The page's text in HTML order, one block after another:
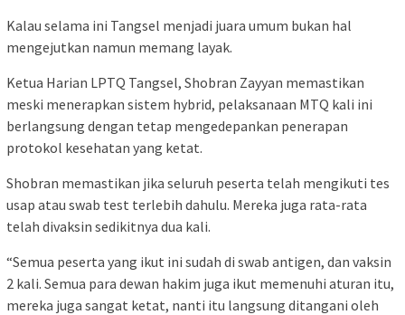
Kalau selama ini Tangsel menjadi juara umum bukan hal
mengejutkan namun memang layak.
Ketua Harian LPTQ Tangsel, Shobran Zayyan memastikan
meski menerapkan sistem hybrid, pelaksanaan MTQ kali ini
berlangsung dengan tetap mengedepankan penerapan
protokol kesehatan yang ketat.
Shobran memastikan jika seluruh peserta telah mengikuti tes
usap atau swab test terlebih dahulu. Mereka juga rata-rata
telah divaksin sedikitnya dua kali.
“Semua peserta yang ikut ini sudah di swab antigen, dan vaksin
2 kali. Semua para dewan hakim juga ikut memenuhi aturan itu,
mereka juga sangat ketat, nanti itu langsung ditangani oleh